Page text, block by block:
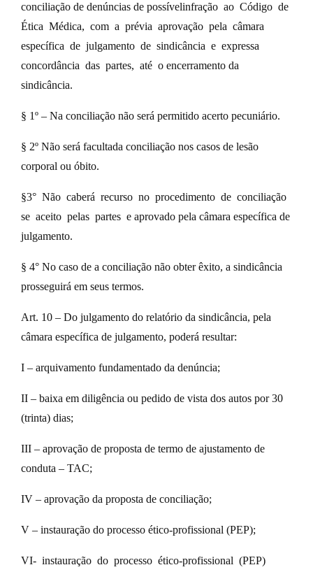
conciliação de denúncias de possívelinfração ao Código de
Ética Médica, com a prévia aprovação pela câmara
específica de julgamento de sindicância e expressa
concordância das partes, até o encerramento da
sindicância.
§ 1º – Na conciliação não será permitido acerto pecuniário.
§ 2º Não será facultada conciliação nos casos de lesão
corporal ou óbito.
§3° Não caberá recurso no procedimento de conciliação
se aceito pelas partes e aprovado pela câmara específica de
julgamento.
§ 4° No caso de a conciliação não obter êxito, a sindicância
prosseguirá em seus termos.
Art. 10 – Do julgamento do relatório da sindicância, pela
câmara específica de julgamento, poderá resultar:
I – arquivamento fundamentado da denúncia;
II – baixa em diligência ou pedido de vista dos autos por 30
(trinta) dias;
III – aprovação de proposta de termo de ajustamento de
conduta – TAC;
IV – aprovação da proposta de conciliação;
V – instauração do processo ético-profissional (PEP);
VI- instauração do processo ético-profissional (PEP)